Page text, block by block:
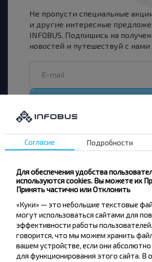
Не пропусти специальные
и другие интересные
INFOBUS. Подпишись на
новостей и путешествуй с
Также рекомендуем к прочтению:
Малоизвестные места Беларуси
вторая
Малоизвестные локации must
Беларуси (1 часть)
Инструкция:как приобрести
INFOBUS
Город в котором я живу:гайд от
INFOBUS
Согласие Подробности
Для обеспечения удобства
используются cookies. Вы можете их
Принять частично или Отклонить
«Куки» — это небольшие текстовые
могут использоваться сайтами для
эффективности работы
говорится, что мы можем хранить
вашем устройстве, если они
для функционирования этого сайта. В